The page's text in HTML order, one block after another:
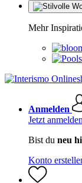
Mehr
Anmelden
Jetzt anmelden
Bist du neu
Konto